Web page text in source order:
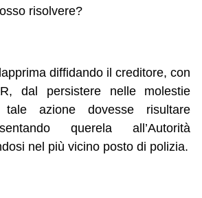
risolvere?
diffidando il creditore, con
dal persistere nelle molestie
azione dovesse risultare
querela all’Autorità
nel più vicino posto di polizia.